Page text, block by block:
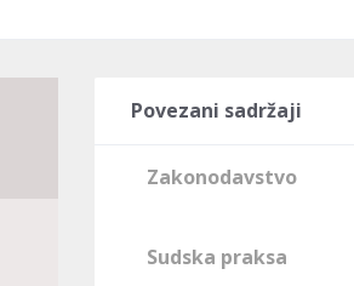
Povezani sadržaji
Zakonodavstvo
Sudska praksa